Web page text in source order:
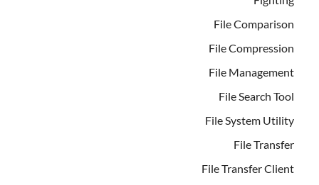
File Comparison
File Compression
File Management
File Search Tool
File System Utility
File Transfer
File Transfer Client